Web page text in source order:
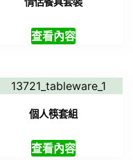
情侶餐具套裝
查看內容
個人筷套組
查看內容